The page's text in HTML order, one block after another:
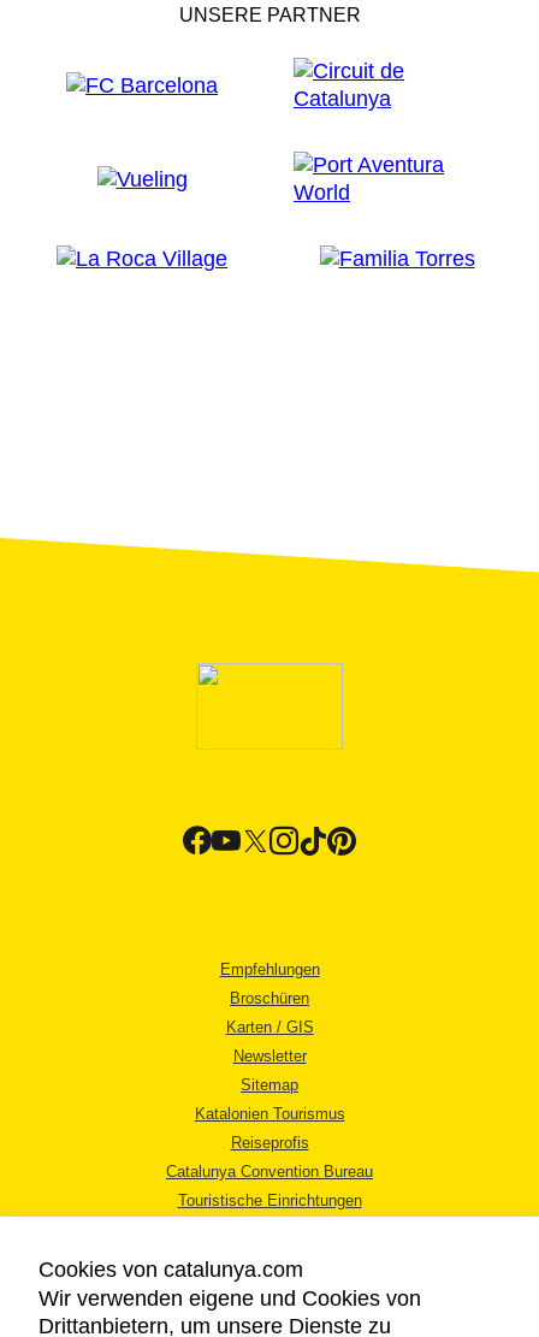
UNSERE PARTNER
Empfehlungen
Broschüren
Karten / GIS
Newsletter
Sitemap
Katalonien Tourismus
Reiseprofis
Catalunya Convention Bureau
Touristische Einrichtungen
Cookies von catalunya.com
Wir verwenden eigene und Cookies von
Drittanbietern, um unsere Dienste zu